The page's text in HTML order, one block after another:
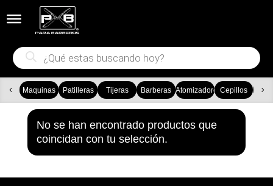
Búsqueda
de
productos
Maquinas Patilleras Tijeras Barberas AtomizadoresCepillos
No se han encontrado productos que
coincidan con tu selección.